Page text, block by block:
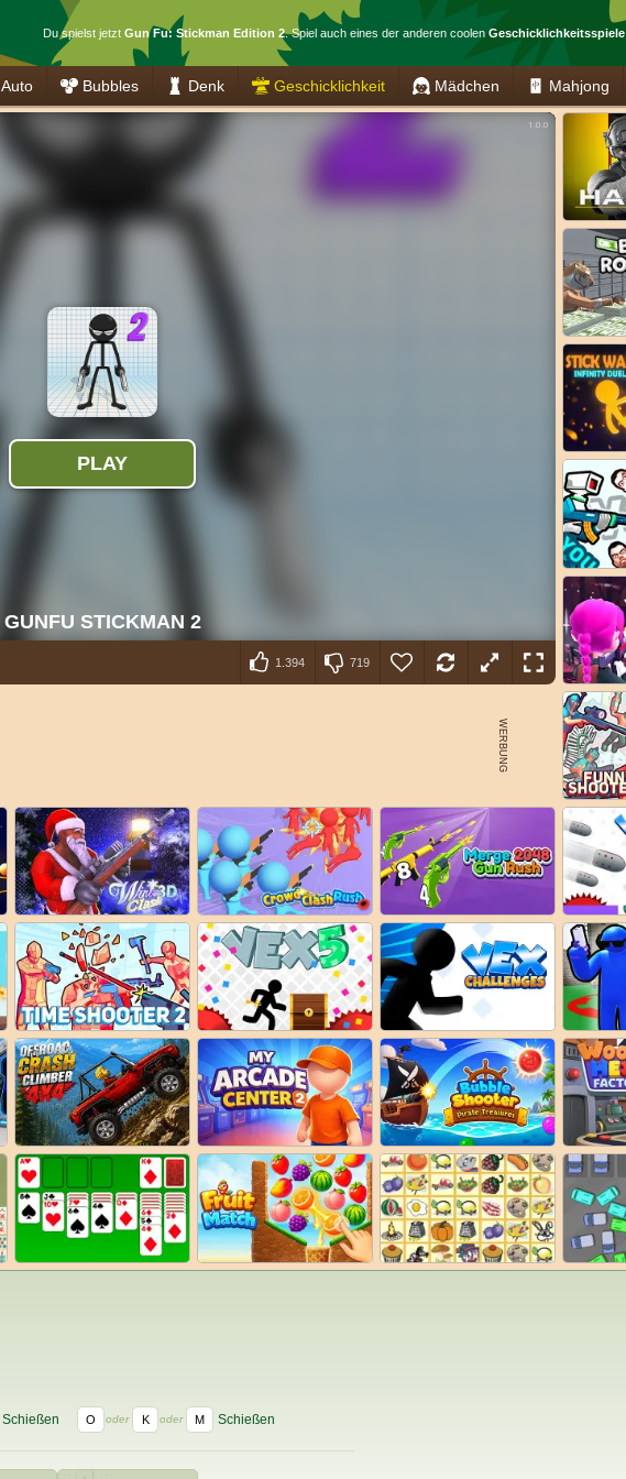
Du spielst jetzt Gun Fu: Stickman Edition 2. Spiel auch eines der anderen coolen Geschicklichkeitsspiele
Auto Bubbles Denk Geschicklichkeit Mädchen Mahjong
1.394 719
Schießen O oder K oder M Schießen